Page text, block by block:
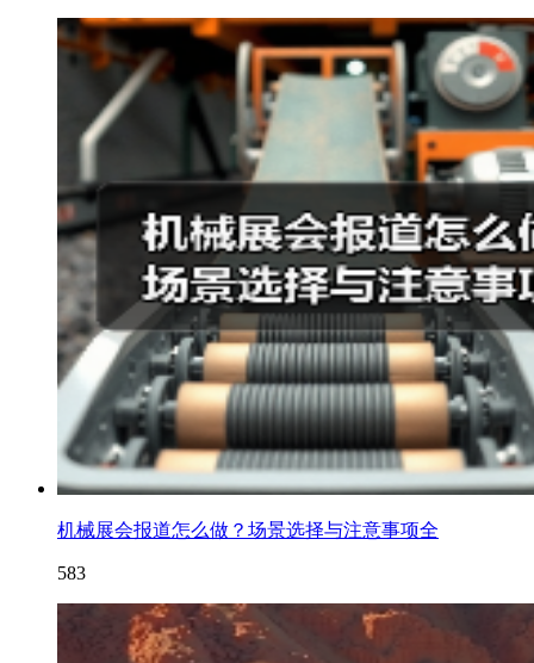
机械展会报道怎么做？场景选择与注意事项全
583